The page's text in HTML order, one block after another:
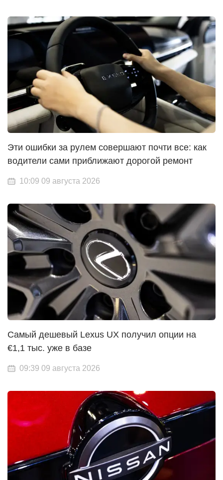
Эти ошибки за рулем совершают почти все: как
водители сами приближают дорогой ремонт
10:09 09 августа 2026
Самый дешевый Lexus UX получил опции на
€1,1 тыс. уже в базе
09:39 09 августа 2026